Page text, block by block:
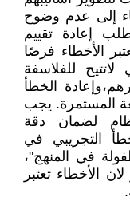
إلى عدم وضوح
إعادة تقييم
الأخطاء فرصًا
لاتتيح للفلاسفة
الخطأ
المستمرة. يجب
لضمان دقة
التجريبي في
في المنهج"،
الأخطاء تعتبر